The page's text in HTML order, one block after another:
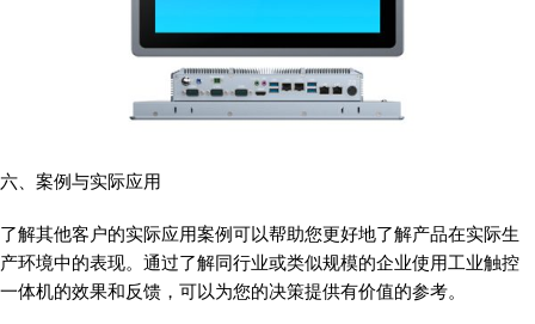
六、案例与实际应用
了解其他客户的实际应用案例可以帮助您更好地了解产品在实际生
产环境中的表现。通过了解同行业或类似规模的企业使用工业触控
一体机的效果和反馈，可以为您的决策提供有价值的参考。